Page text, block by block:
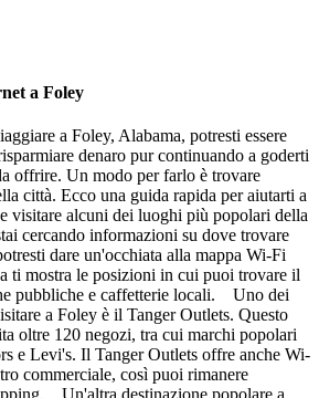
a Foley
a Foley, Alabama, potresti essere
denaro pur continuando a goderti
offrire. Un modo per farlo è trovare
città. Ecco una guida rapida per aiutarti a
visitare alcuni dei luoghi più popolari della
cercando informazioni su dove trovare
dare un'occhiata alla mappa Wi-Fi
ti mostra le posizioni in cui puoi trovare il
pubbliche e caffetterie locali. Uno dei
a Foley è il Tanger Outlets. Questo
oltre 120 negozi, tra cui marchi popolari
e Levi's. Il Tanger Outlets offre anche Wi-
commerciale, così puoi rimanere